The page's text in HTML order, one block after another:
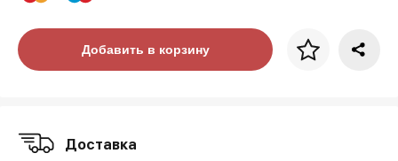
Цена за багетДобавить в корзину
Доставка